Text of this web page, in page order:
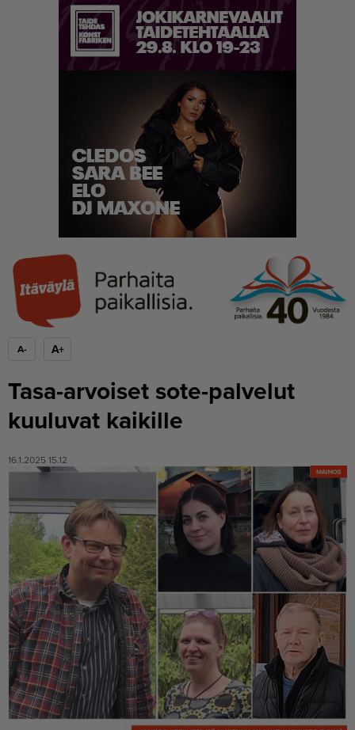
A- A+
Tasa-arvoiset sote-palvelut
kuuluvat kaikille
16.1.2025 15.12